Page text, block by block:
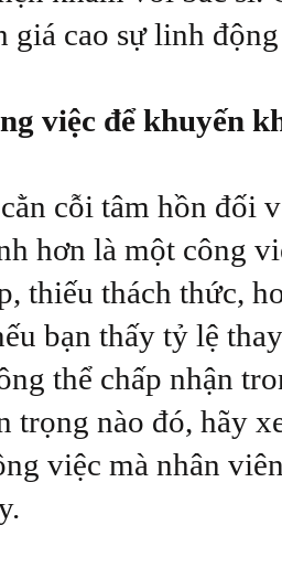
giá cao sự linh
việc để khuyến
cỗi tâm hồn đối
hơn là một công
thiếu thách thức,
bạn thấy tỷ lệ
thể chấp nhận
trọng nào đó, hãy
việc mà nhân